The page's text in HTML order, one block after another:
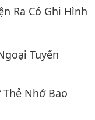
Ra Có Ghi Hình
Tuyến
Thẻ Nhớ Bao